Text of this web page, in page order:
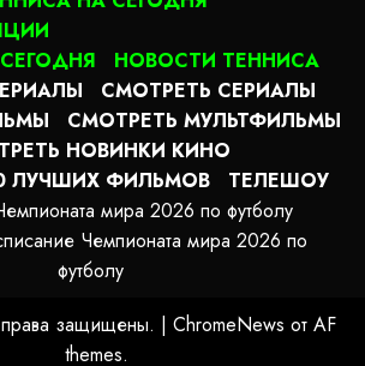
НОВОСТИ ТЕННИСА
СМОТРЕТЬ СЕРИАЛЫ
СМОТРЕТЬ МУЛЬТФИЛЬМЫ
НОВИНКИ КИНО
ЛУЧШИХ ФИЛЬМОВ
ТЕЛЕШОУ
мира 2026 по футболу
Чемпионата мира 2026 по
футболу
защищены. | ChromeNews от AF
themes.